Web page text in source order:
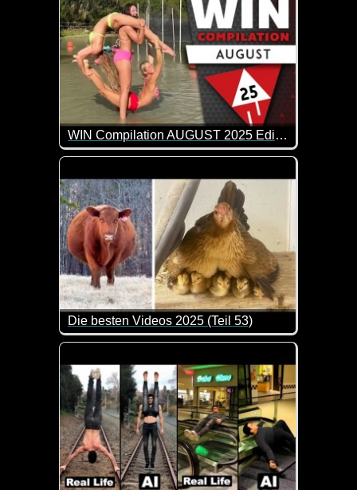
WIN Compilation AUGUST 2025 Edition
68 der besten Video-Clips des Monats Juli in 13
Die besten Videos 2025 (Teil 53)
Eine tolle Zusammenstellung von lustigen